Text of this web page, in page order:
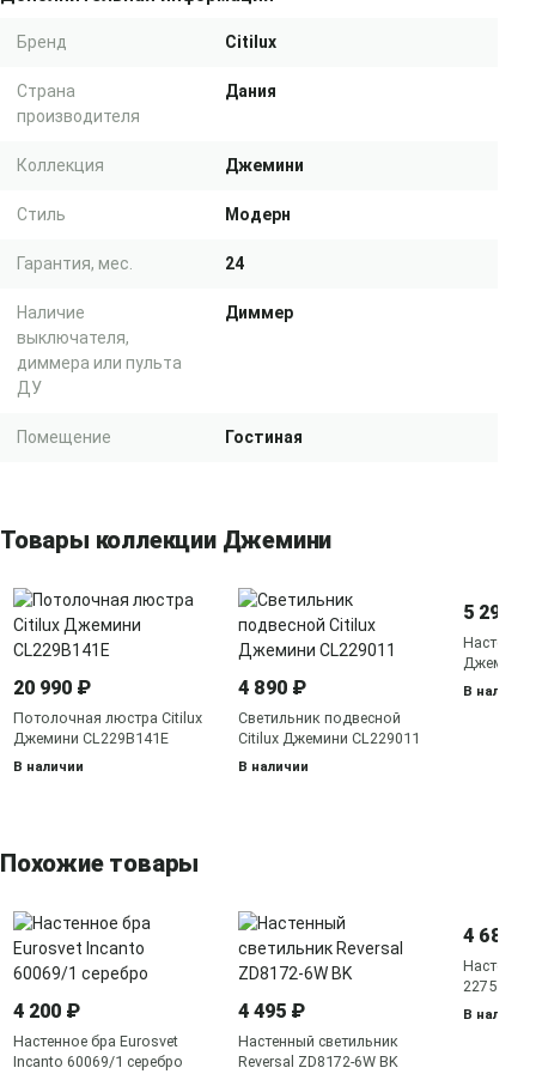
Бренд Citilux
Страна
производителя
Дания
Коллекция Джемини
Стиль Модерн
Гарантия, мес. 24
Наличие
выключателя,
диммера или пульта
ДУ
Диммер
Помещение Гостиная
Товары коллекции Джемини
20 990 ₽
Потолочная люстра Citilux
Джемини CL229B141E
В наличии
4 890 ₽
Светильник подвесной
Citilux Джемини CL229011
В наличии
5 290 ₽
Джемини
В наличии
Похожие товары
4 200 ₽
Настенное бра Eurosvet
Incanto 60069/1 серебро
4 495 ₽
Настенный светильник
Reversal ZD8172-6W BK
4 680 ₽
2275
бронза
В наличии